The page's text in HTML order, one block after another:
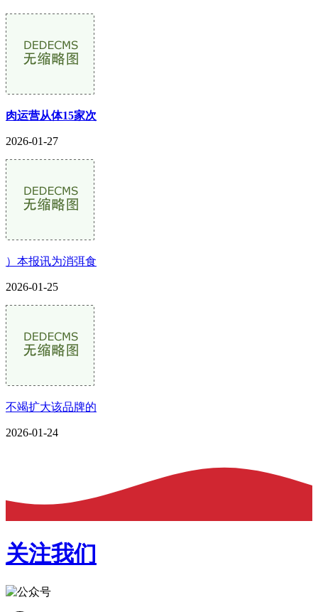
肉运营从体15家次
2026-01-27
）本报讯为消弭食
2026-01-25
不竭扩大该品牌的
2026-01-24
关注我们